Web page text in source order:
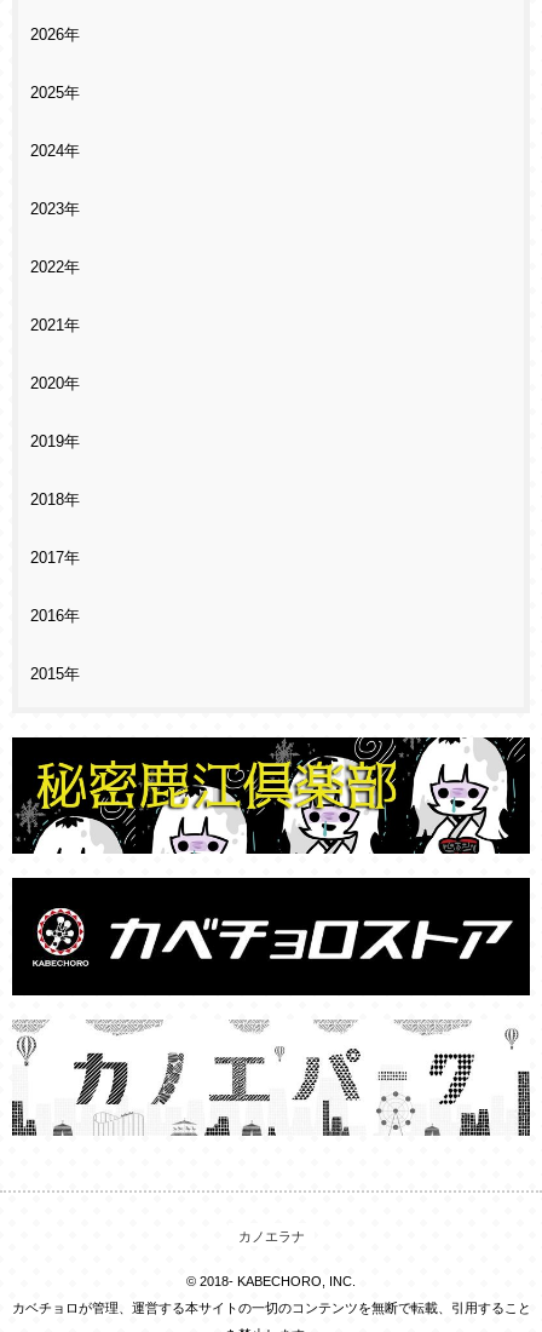
2026年
2025年
2024年
2023年
2022年
2021年
2020年
2019年
2018年
2017年
2016年
2015年
カノエラナ
© 2018- KABECHORO, INC.
カベチョロが管理、運営する本サイトの一切のコンテンツを無断で転載、引用すること